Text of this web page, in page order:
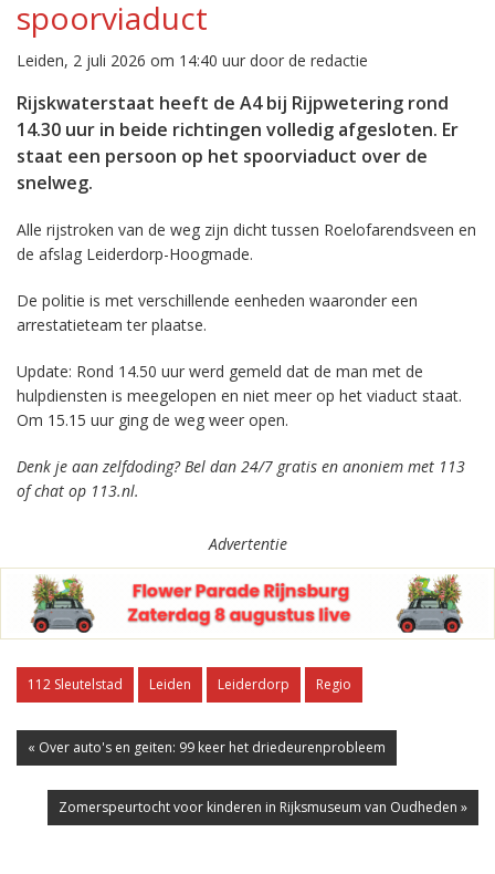
spoorviaduct
Leiden, 2 juli 2026 om 14:40 uur door de redactie
Rijskwaterstaat heeft de A4 bij Rijpwetering rond
14.30 uur in beide richtingen volledig afgesloten. Er
staat een persoon op het spoorviaduct over de
snelweg.
Alle rijstroken van de weg zijn dicht tussen Roelofarendsveen en
de afslag Leiderdorp-Hoogmade.
De politie is met verschillende eenheden waaronder een
arrestatieteam ter plaatse.
Update: Rond 14.50 uur werd gemeld dat de man met de
hulpdiensten is meegelopen en niet meer op het viaduct staat.
Om 15.15 uur ging de weg weer open.
Denk je aan zelfdoding? Bel dan 24/7 gratis en anoniem met 113
of chat op 113.nl.
Advertentie
112 Sleutelstad Leiden Leiderdorp Regio
« Over auto's en geiten: 99 keer het driedeurenprobleem
Zomerspeurtocht voor kinderen in Rijksmuseum van Oudheden »